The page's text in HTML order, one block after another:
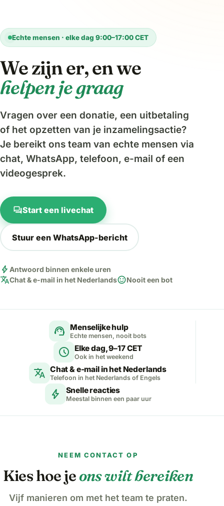
Echte mensen · elke dag 9:00–17:00 CET
We zijn er, en we
helpen je graag
Vragen over een donatie, een uitbetaling
of het opzetten van je inzamelingsactie?
Je bereikt ons team van echte mensen via
chat, WhatsApp, telefoon, e-mail of een
videogesprek.
forumStart een livechat
Stuur een WhatsApp-bericht
bolt Antwoord binnen enkele uren
translateChat & e-mail in het Nederlandssentiment_satisfiedNooit een bot
support_agent Menselijke hulp
Echte mensen, nooit bots
schedule Elke dag, 9–17 CET
Ook in het weekend
translate Chat & e-mail in het Nederlands
Telefoon in het Nederlands of Engels
bolt Snelle reacties
Meestal binnen een paar uur
NEEM CONTACT OP
Kies hoe jeons wilt bereiken
Vijf manieren om met het team te praten.